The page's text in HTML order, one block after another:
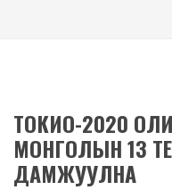
ТОКИО-2020
МОНГОЛЫН 13
ДАМЖУУЛНА